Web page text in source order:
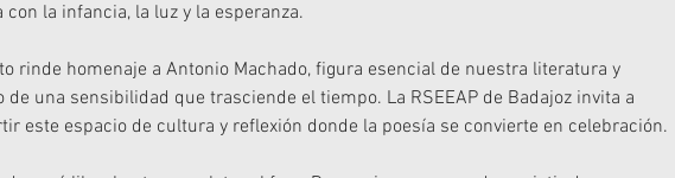
con la infancia, la luz y la esperanza.
rinde homenaje a Antonio Machado, figura esencial de nuestra literatura y
de una sensibilidad que trasciende el tiempo. La RSEEAP de Badajoz invita a
este espacio de cultura y reflexión donde la poesía se convierte en celebración.